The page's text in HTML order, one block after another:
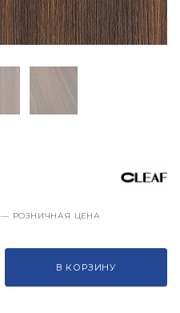
— РОЗНИЧНАЯ ЦЕНА
В КОРЗИНУ